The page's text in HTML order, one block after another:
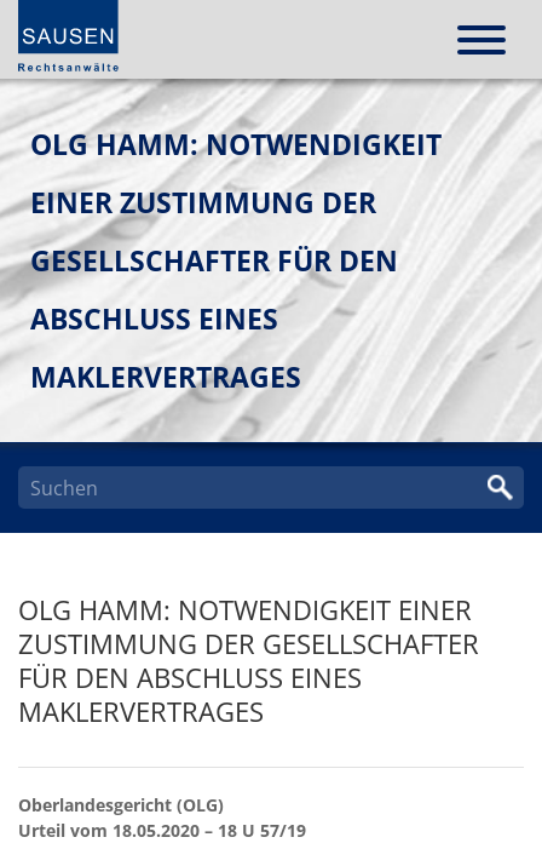
OLG HAMM: NOTWENDIGKEIT
EINER ZUSTIMMUNG DER
GESELLSCHAFTER FÜR DEN
ABSCHLUSS EINES
MAKLERVERTRAGES
OLG HAMM: NOTWENDIGKEIT EINER
ZUSTIMMUNG DER GESELLSCHAFTER
FÜR DEN ABSCHLUSS EINES
MAKLERVERTRAGES
Oberlandesgericht (OLG)
Urteil vom 18.05.2020 – 18 U 57/19